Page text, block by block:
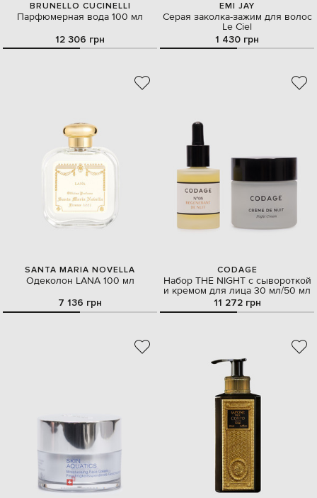
BRUNELLO CUCINELLI
Парфюмерная вода 100 мл
12 306 грн
EMI JAY
Серая заколка-зажим для волос
Le Ciel
1 430 грн
SANTA MARIA NOVELLA
Одеколон LANA 100 мл
7 136 грн
CODAGE
Набор THE NIGHT с сывороткой
и кремом для лица 30 мл/50 мл
11 272 грн